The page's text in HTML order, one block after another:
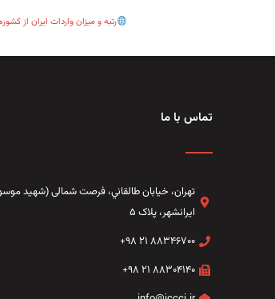
رتبه و میزان واردات ایران از
تماس با ما
تهران، خيابان طالقاني،‌ فرصت شمالی (شهید
ایرانشهر، پلاک ۵
۸۸۳۴۶۷۰۰ ۲۱ ۹۸+
۸۸۳۰۴۱۴۰ ۲۱ ۹۸+